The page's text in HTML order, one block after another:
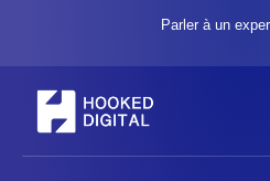
Parler à un